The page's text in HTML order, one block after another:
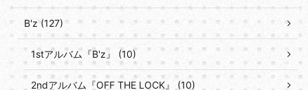
B'z (127)
1stアルバム『B'z』 (10)
2ndアルバム『OFF THE LOCK』 (10)